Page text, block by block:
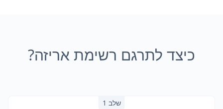
כיצד לתרגם רשימת אריזה?
שלב 1